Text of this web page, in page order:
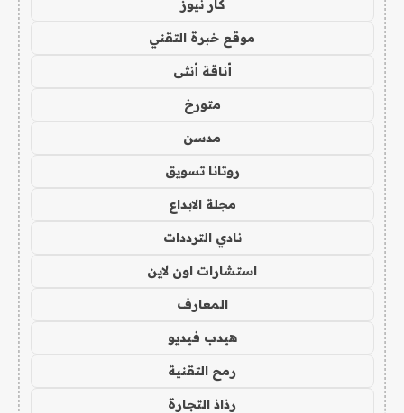
كار نيوز
موقع خبرة التقني
أناقة أنثى
متورخ
مدسن
روتانا تسويق
مجلة الابداع
نادي الترددات
استشارات اون لاين
المعارف
هيدب فيديو
رمح التقنية
رذاذ التجارة